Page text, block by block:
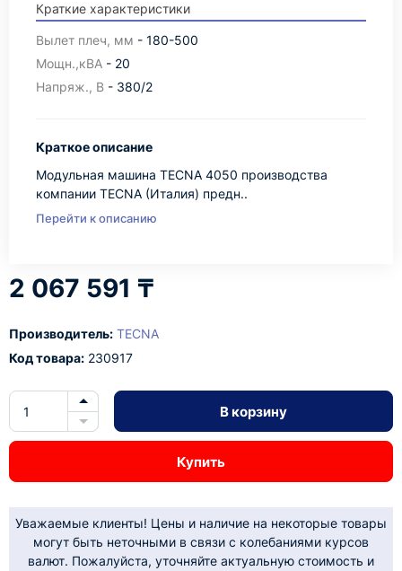
Краткие характеристики
Вылет плеч, мм - 180-500
Мощн.,кВА - 20
Напряж., В - 380/2
Краткое описание
Модульная машина TECNA 4050 производства
компании TECNA (Италия) предн..
Перейти к описанию
2 067 591 ₸
Производитель: TECNA
Код товара: 230917
В корзину
Купить
Уважаемые клиенты! Цены и наличие на некоторые товары
могут быть неточными в связи с колебаниями курсов
валют. Пожалуйста, уточняйте актуальную стоимость и